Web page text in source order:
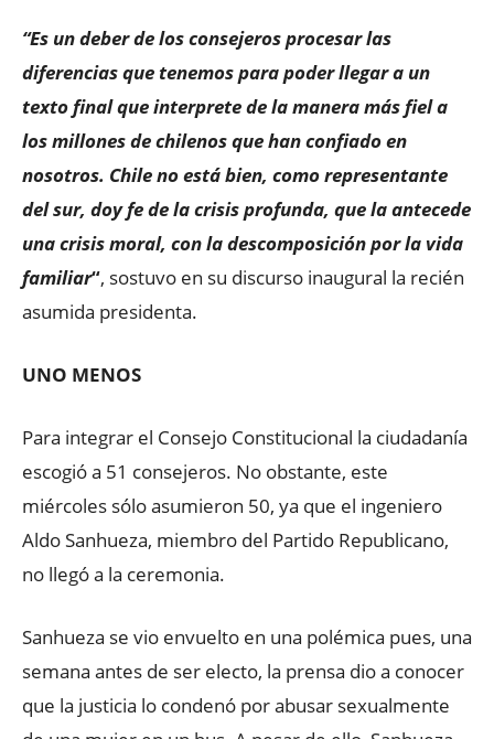
“Es un deber de los consejeros procesar las
diferencias que tenemos para poder llegar a un
texto final que interprete de la manera más fiel a
los millones de chilenos que han confiado en
nosotros. Chile no está bien, como representante
del sur, doy fe de la crisis profunda, que la antecede
una crisis moral, con la descomposición por la vida
familiar“, sostuvo en su discurso inaugural la recién
asumida presidenta.
UNO MENOS
Para integrar el Consejo Constitucional la ciudadanía
escogió a 51 consejeros. No obstante, este
miércoles sólo asumieron 50, ya que el ingeniero
Aldo Sanhueza, miembro del Partido Republicano,
no llegó a la ceremonia.
Sanhueza se vio envuelto en una polémica pues, una
semana antes de ser electo, la prensa dio a conocer
que la justicia lo condenó por abusar sexualmente